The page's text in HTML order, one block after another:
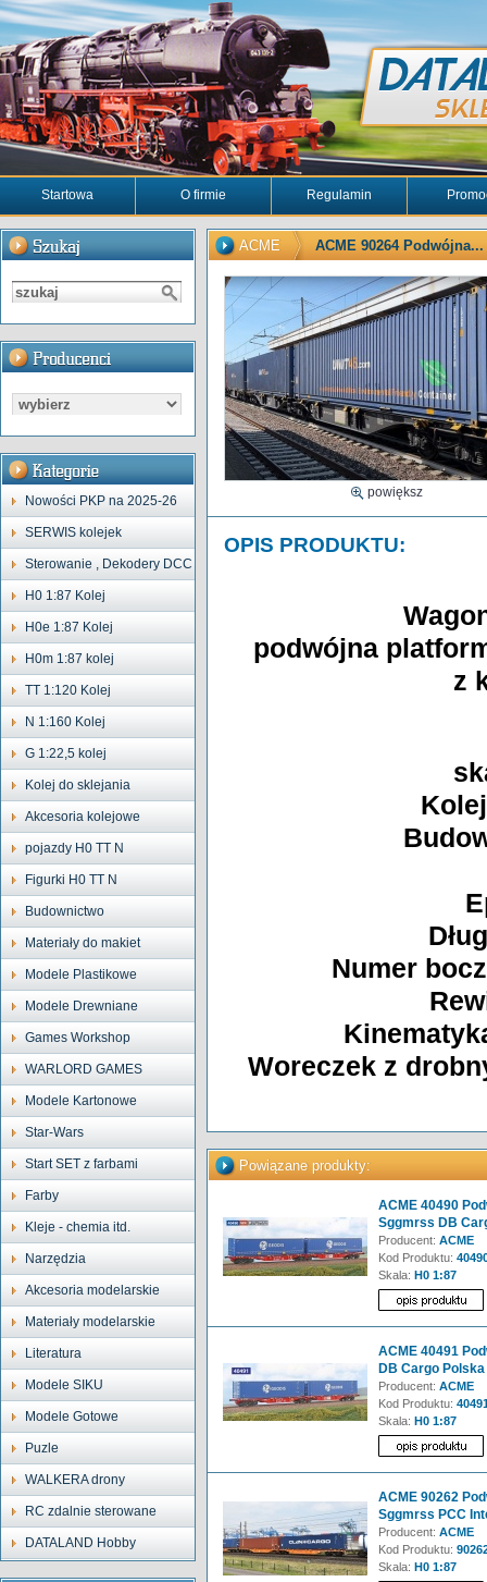
Startowa O firmie Regulamin
Nowości PKP na 2025-26
SERWIS kolejek
Sterowanie , Dekodery DCC
H0 1:87 Kolej
H0e 1:87 Kolej
H0m 1:87 kolej
TT 1:120 Kolej
N 1:160 Kolej
G 1:22,5 kolej
Kolej do sklejania
Akcesoria kolejowe
pojazdy H0 TT N
Figurki H0 TT N
Budownictwo
Materiały do makiet
Modele Plastikowe
Modele Drewniane
Games Workshop
WARLORD GAMES
Modele Kartonowe
Star-Wars
Start SET z farbami
Farby
Kleje - chemia itd.
Narzędzia
Akcesoria modelarskie
Materiały modelarskie
Literatura
Modele SIKU
Modele Gotowe
Puzle
WALKERA drony
RC zdalnie sterowane
DATALAND Hobby
ACME ACME 90264 Podwójna...
powiększ
OPIS PRODUKTU:
podwójna
z
Numer
Woreczek z
Powiązane produkty:
ACME 40490
Sggmrss DB
Producent: ACME
Kod Produktu:
Skala: H0 1:87
ACME 40491
DB Cargo Polska
Producent: ACME
Kod Produktu:
Skala: H0 1:87
ACME 90262
Sggmrss PCC
Producent: ACME
Kod Produktu:
Skala: H0 1:87